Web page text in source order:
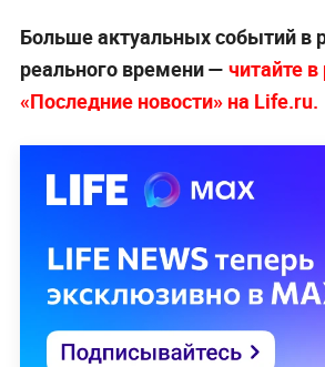
Больше актуальных событий в
реального времени — читайте
«Последние новости» на Life.ru.